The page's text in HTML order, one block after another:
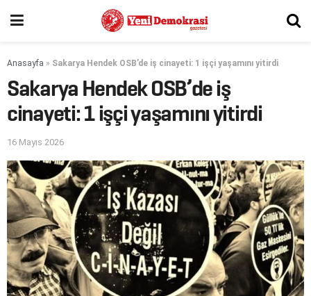
Anasayfa » Sakarya Hendek OSB’de iş cinayeti: 1 işçi yaşamını yitirdi
Sakarya Hendek OSB’de iş
cinayeti: 1 işçi yaşamını yitirdi
16 Mayıs 2026